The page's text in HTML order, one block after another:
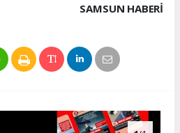
SAMSUN HABERİ